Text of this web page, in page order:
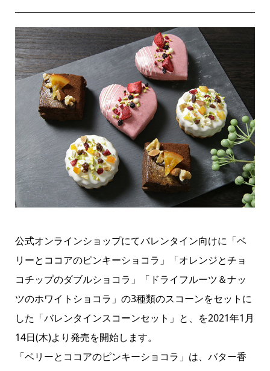
公式オンラインショップにてバレンタイン向けに「ベ
リーとココアのピンキーショコラ」「オレンジとチョ
コチップのダブルショコラ」「ドライフルーツ＆ナッ
ツのホワイトショコラ」の3種類のスコーンをセットに
した「バレンタインスコーンセット」と、を2021年1月
14日(木)より発売を開始します。
「ベリーとココアのピンキーショコラ」は、バター香